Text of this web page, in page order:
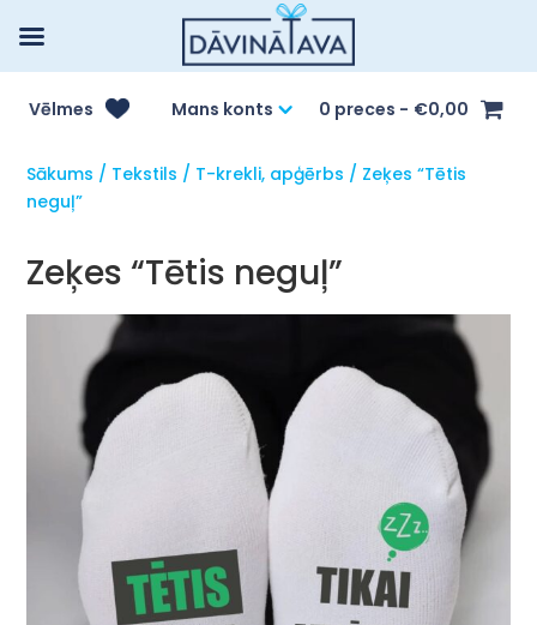
Vēlmes Mans konts 0 preces €0,00
Sākums / Tekstils / T-krekli, apģērbs / Zeķes “Tētis
neguļ”
Zeķes “Tētis neguļ”